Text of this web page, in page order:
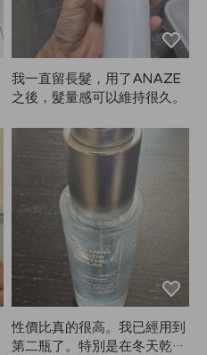
我一直留長髮，用了ANAZE
之後，髮量感可以維持很久。
性價比真的很高。我已經用到
第二瓶了。特別是在冬天乾燥